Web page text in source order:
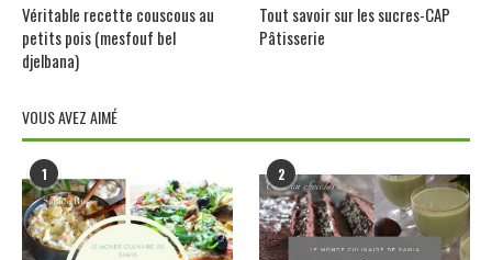
Véritable recette couscous au
petits pois (mesfouf bel
djelbana)
Tout savoir sur les sucres-CAP
Pâtisserie
VOUS AVEZ AIMÉ
1 2